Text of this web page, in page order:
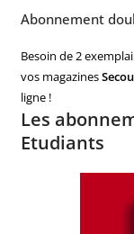
Abonnement
Besoin de 2
vos magazines
ligne !
Les
Etudiants